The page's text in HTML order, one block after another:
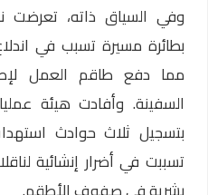
وفي السياق ذاته، تعرضت
بطائرة مسيرة تسبب في
مما دفع طاقم العمل
السفينة. وأفادت هيئة
تسببت في أضرار إنشائية